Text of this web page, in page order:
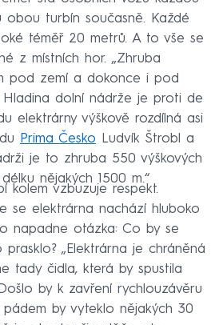
obou turbín současně. Každé
téměř 20 metrů. A to vše se
z místních hor. „Zhruba
pod zemí a dokonce i pod
Hladina dolní nádrže je proti de
elektrárny výškově rozdílná asi
Prima Česko Ludvík Štrobl a
je to zhruba 550 výškových
nějakých 1500 m.“
kolem vzbuzuje respekt.
se elektrárna nachází hluboko
napadne otázka: Co by se
„Elektrárna je chráněná
tady čidla, která by spustila
by k zavření rychlouzávěru
by vyteklo nějakých 30